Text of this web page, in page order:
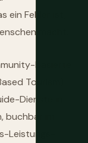
ein Fehler ist,
macht.
basierte
Tourism)
Dienste in
im
Leistungs-